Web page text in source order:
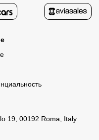
19, 00192 Roma, Italy